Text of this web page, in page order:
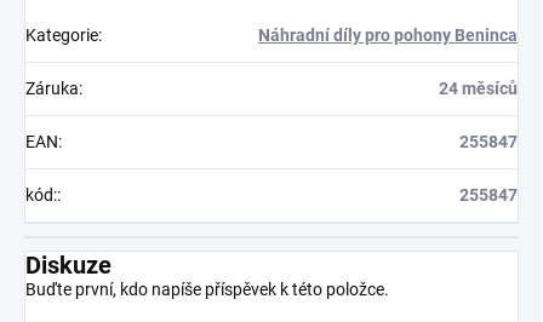
Kategorie: Náhradní díly pro pohony Beninca
Záruka: 24 měsíců
EAN: 255847
kód:: 255847
Diskuze
Buďte první, kdo napíše příspěvek k této položce.